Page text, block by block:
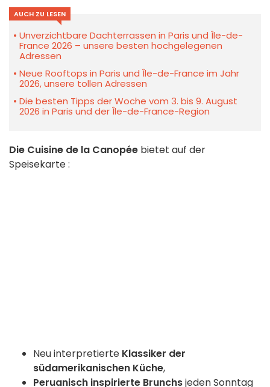
AUCH ZU LESEN
Unverzichtbare Dachterrassen in Paris und Île-de-
France 2026 – unsere besten hochgelegenen
Adressen
Neue Rooftops in Paris und Île-de-France im Jahr
2026, unsere tollen Adressen
Die besten Tipps der Woche vom 3. bis 9. August
2026 in Paris und der Île-de-France-Region
Die Cuisine de la Canopée bietet auf der
Speisekarte :
Neu interpretierte Klassiker der
südamerikanischen Küche,
Peruanisch inspirierte Brunchsjeden Sonntag